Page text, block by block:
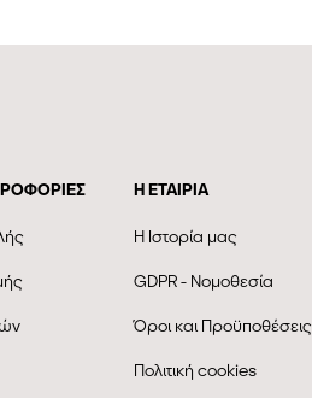
Η ΕΤΑΙΡΊΑ
Η Ιστορία μας
GDPR - Νομοθεσία
Όροι και Προϋποθέσεις
Πολιτική cookies